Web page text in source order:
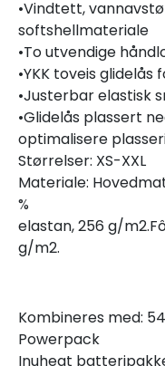
•Vindtett,
softshellmateriale
•To utvendige
•YKK toveis
•Justerbar elastisk
•Glidelås plassert
optimalisere
Størrelser: XS-XXL
Materiale:
%
elastan, 256 g/
g/m2.
Kombineres med:
Powerpack
Inuheat